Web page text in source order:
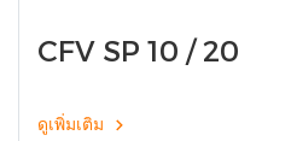
CFV SP 10 / 20
ดูเพิ่มเติม